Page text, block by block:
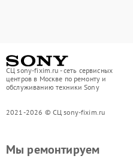
СЦ sony-fixim.ru - сеть сервисных
центров в Москве по ремонту и
обслуживанию техники Sony
2021-2026 © СЦ sony-fixim.ru
Мы ремонтируем